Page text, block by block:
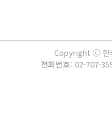
Copyright ⓒ 한
전화번호: 02-707-